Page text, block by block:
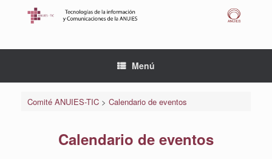
Menú
Comité ANUIES-TIC> Calendario de eventos
Calendario de eventos